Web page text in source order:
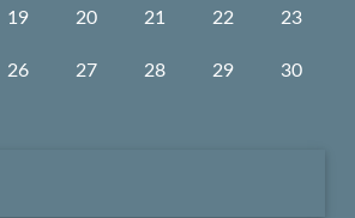
19 20 21 22 23
26 27 28 29 30